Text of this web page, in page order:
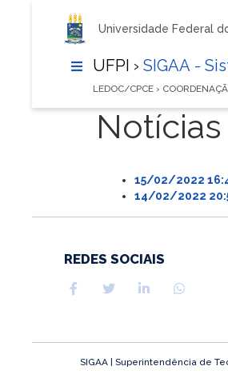
Universidade Federal
UFPI › SIGAA -
LEDOC/CPCE ›
Notícias
15/02/2022
14/02/2022
REDES SOCIAIS
SIGAA | Superintendência de